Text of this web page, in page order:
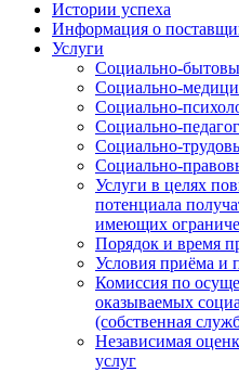
Истории успеха
Информация о
Услуги
Социально-
Социально-
Социально-
Социально-
Социально-
Социально-
Услуги в целях
потенциала
имеющих
Порядок и время
Условия приёма и
Комиссия по
оказываемых
(собственная
Независимая
услуг